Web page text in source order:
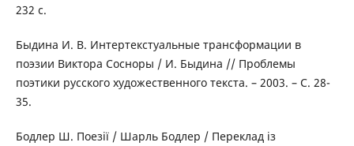
232 с.
Быдина И. В. Интертекстуальные трансформации в
поэзии Виктора Сосноры / И. Быдина // Проблемы
поэтики русского художественного текста. – 2003. – С. 28-
35.
Бодлер Ш. Поезії / Шарль Бодлер / Переклад із